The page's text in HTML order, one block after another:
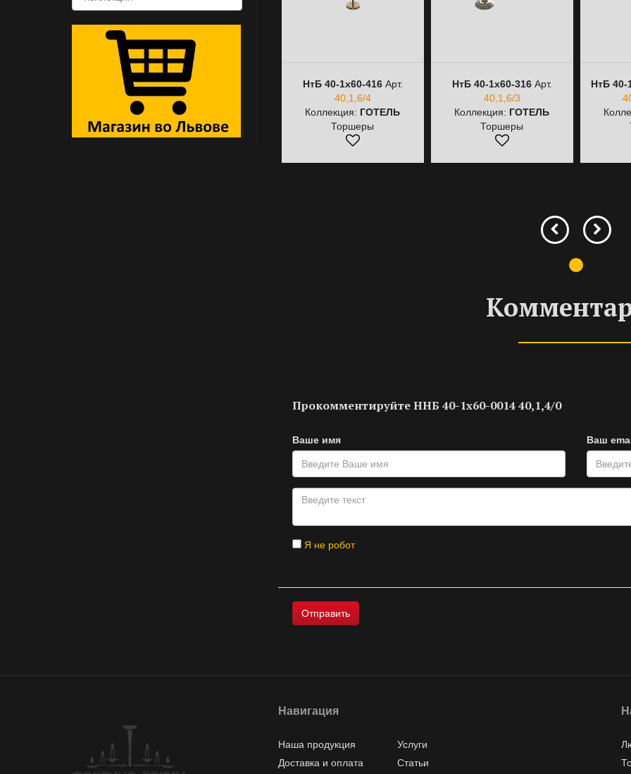
НтБ 40-1х60-416Арт.
40,1,6/4
Коллекция: ГОТЕЛЬ
Торшеры
НтБ 40-1х60-316Арт.
40,1,6/3
Коллекция: ГОТЕЛЬ
Торшеры
НтБ 40-
Прокомментируйте ННБ 40-1х60-0014 40,1,4/0
Ваше имя Ваш
Я не робот
Навигация
Наша продукция
Услуги
Доставка и оплата
Статьи